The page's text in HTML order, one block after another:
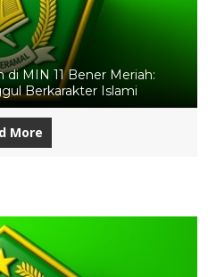
MIN 11 Bener Meriah:
Berkarakter Islami
More